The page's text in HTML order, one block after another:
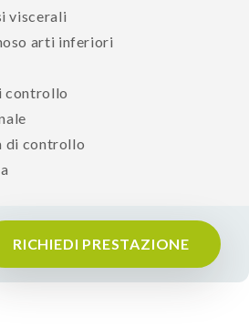
viscerali
arti inferiori
controllo
di controllo
RICHIEDI PRESTAZIONE